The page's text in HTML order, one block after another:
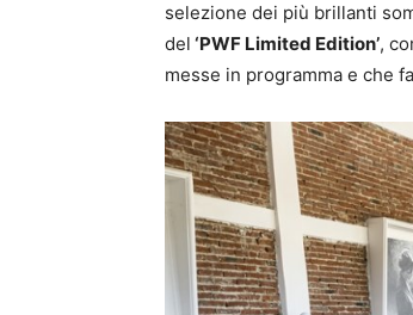
selezione dei più brillanti
del ‘PWF Limited Edition’,
messe in programma e che